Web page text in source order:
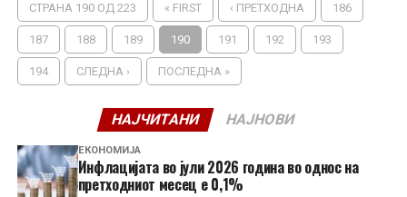
СТРАНА 190 ОД 223 « FIRST ‹ ПРЕТХОДНА 186
187 188 189 190 191 192 193
194 СЛЕДНА › ПОСЛЕДНА »
НАЈЧИТАНИ НАЈНОВИ
ЕКОНОМИЈА
Инфлацијата во јули 2026 година во однос на
претходниот месец е 0,1%